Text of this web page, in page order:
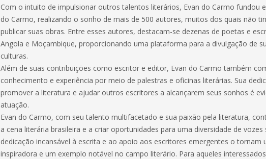
Com o intuito de impulsionar outros talentos literários, Evan do Carmo fundou
do Carmo, realizando o sonho de mais de 500 autores, muitos dos quais não
publicar suas obras. Entre esses autores, destacam-se dezenas de poetas e
Angola e Moçambique, proporcionando uma plataforma para a divulgação de
culturas.
Além de suas contribuições como escritor e editor, Evan do Carmo também
conhecimento e experiência por meio de palestras e oficinas literárias. Sua
promover a literatura e ajudar outros escritores a alcançarem seus sonhos é
atuação.
Evan do Carmo, com seu talento multifacetado e sua paixão pela literatura,
a cena literária brasileira e a criar oportunidades para uma diversidade de vozes
dedicação incansável à escrita e ao apoio aos escritores emergentes o tornam
inspiradora e um exemplo notável no campo literário. Para aqueles